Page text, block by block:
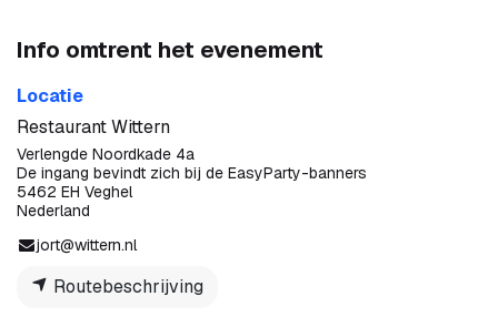
Info omtrent het evenement
Locatie
Restaurant Wittern
Verlengde Noordkade 4a
De ingang bevindt zich bij de EasyParty-banners
5462 EH Veghel
Nederland
jort@wittern.nl
Routebeschrijving